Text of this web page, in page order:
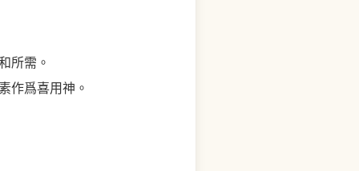
所需。
作爲喜用神。